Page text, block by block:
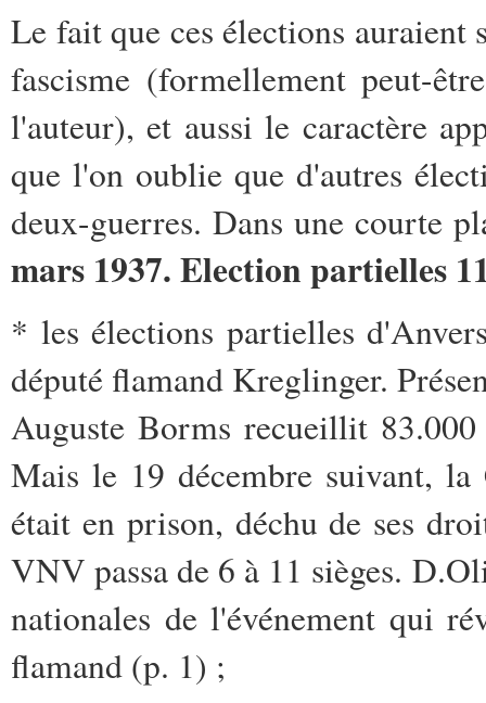
Le fait que ces élections
fascisme (formellement peut-
l'auteur), et aussi le caractère
que l'on oublie que d'autres
deux-guerres. Dans une courte
mars 1937. Election partielles
* les élections partielles
député flamand Kreglinger.
Auguste Borms recueillit
Mais le 19 décembre suivant,
était en prison, déchu de ses
VNV passa de 6 à 11 sièges.
nationales de l'événement qui
flamand (p. 1) ;